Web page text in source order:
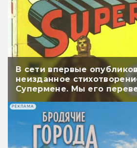
В сети впервые
неизданное
Супермене. Мы его
РЕКЛАМА